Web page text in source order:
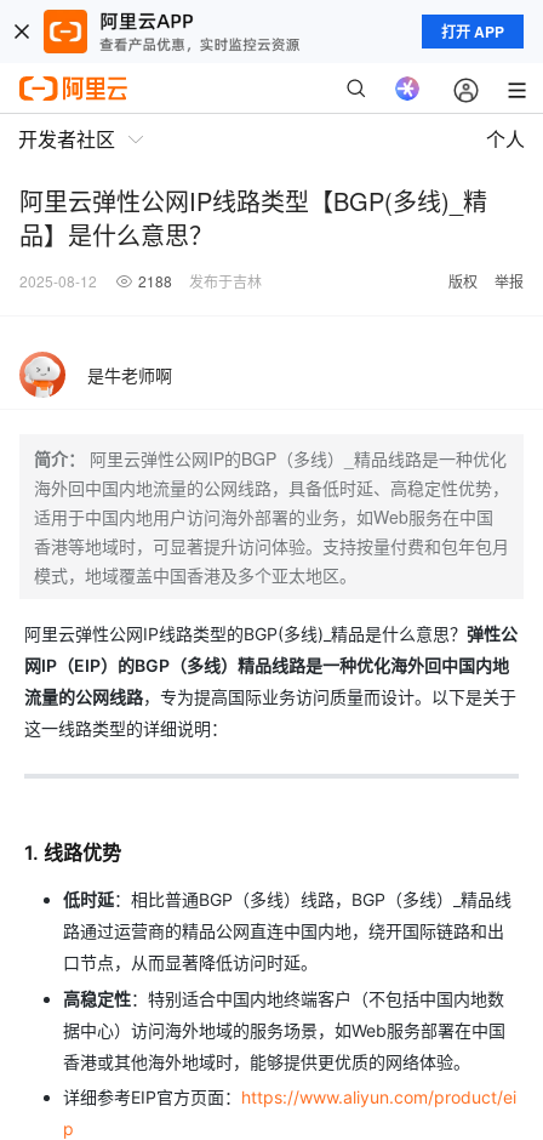
打开 APP
开发者社区 个人
阿里云弹性公网IP线路类型【BGP(多线)_精
品】是什么意思？
2025-08-12 2188 发布于吉林 版权 举报
是牛老师啊
简介：
阿里云弹性公网IP的BGP（多线）_精品线路是一种优化
海外回中国内地流量的公网线路，具备低时延、高稳定性优势，
适用于中国内地用户访问海外部署的业务，如Web服务在中国
香港等地域时，可显著提升访问体验。支持按量付费和包年包月
模式，地域覆盖中国香港及多个亚太地区。
阿里云弹性公网IP线路类型的BGP(多线)_精品是什么意思？ 弹性公
网IP（EIP）的BGP（多线）精品线路是一种优化海外回中国内地
流量的公网线路，专为提高国际业务访问质量而设计。以下是关于
这一线路类型的详细说明：
1. 线路优势
低时延：相比普通BGP（多线）线路，BGP（多线）_精品线
路通过运营商的精品公网直连中国内地，绕开国际链路和出
口节点，从而显著降低访问时延。
高稳定性：特别适合中国内地终端客户（不包括中国内地数
据中心）访问海外地域的服务场景，如Web服务部署在中国
香港或其他海外地域时，能够提供更优质的网络体验。
详细参考EIP官方页面： https://www.aliyun.com/product/ei
p